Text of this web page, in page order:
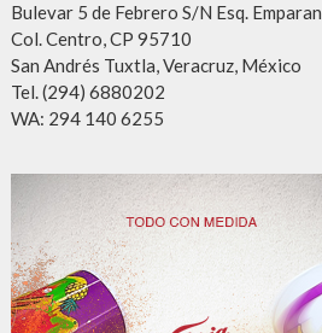
Bulevar 5 de Febrero S/N Esq. Emparan
Col. Centro, CP 95710
San Andrés Tuxtla, Veracruz, México
Tel. (294) 6880202
WA: 294 140 6255